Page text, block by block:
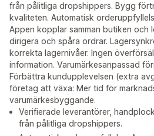
från pålitliga dropshippers. Bygg
kvaliteten. Automatisk
Appen kopplar samman butiken och
dirigera och spåra ordrar.
korrekta lagernivåer. Ingen
information. Varumärkesanpassad
Förbättra kundupplevelsen (extra
företag att växa: Mer tid för
varumärkesbyggande.
Verifierade leverantörer,
från pålitliga dropshippers.